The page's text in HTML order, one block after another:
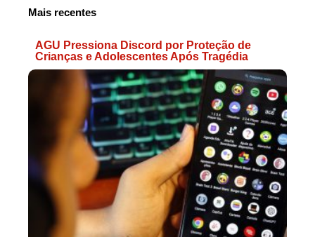
Mais recentes
AGU Pressiona Discord por Proteção de
Crianças e Adolescentes Após Tragédia